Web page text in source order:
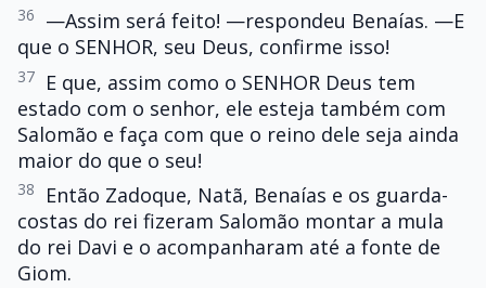
36
—Assim será feito! —respondeu Benaías. —E
que o SENHOR, seu Deus, confirme isso!
37
E que, assim como o SENHOR Deus tem
estado com o senhor, ele esteja também com
Salomão e faça com que o reino dele seja ainda
maior do que o seu!
38
Então Zadoque, Natã, Benaías e os guarda-
costas do rei fizeram Salomão montar a mula
do rei Davi e o acompanharam até a fonte de
Giom.